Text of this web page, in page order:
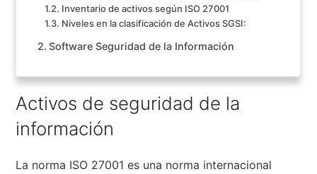
Inventario de activos según ISO 27001
Niveles en la clasificación de Activos SGSI:
Software Seguridad de la Información
Activos de seguridad de la
información
La norma ISO 27001 es una norma internacional